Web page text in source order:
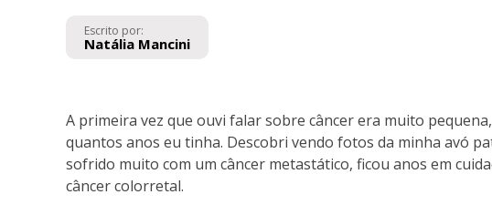
Escrito por:
Natália Mancini
A primeira vez que ouvi falar sobre câncer era muito
quantos anos eu tinha. Descobri vendo fotos da minha avó
sofrido muito com um câncer metastático, ficou anos em
câncer colorretal.